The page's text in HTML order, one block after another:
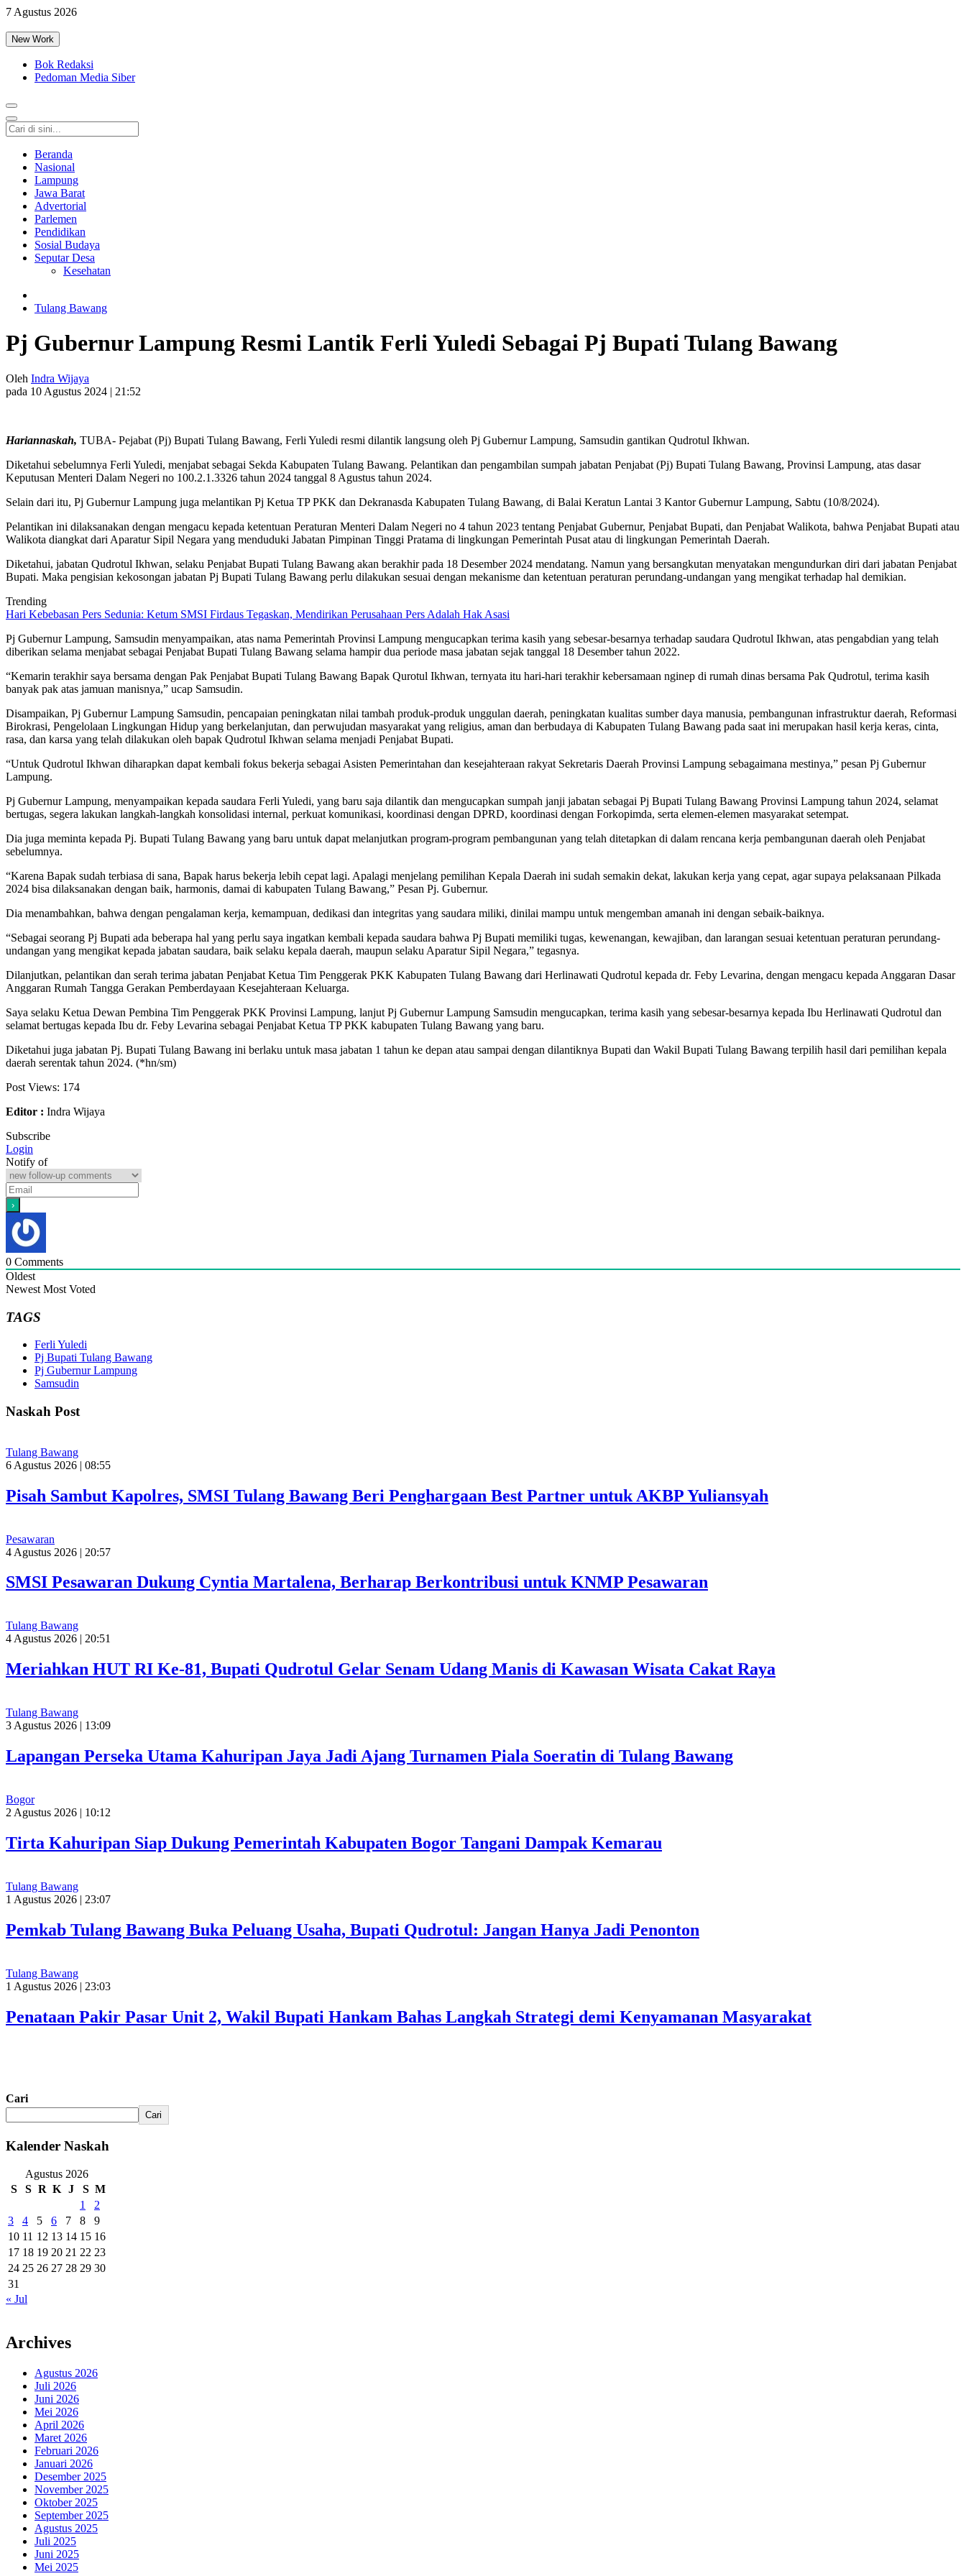
7 Agustus 2026
New Work
Bok Redaksi
Pedoman Media Siber
Beranda
Nasional
Lampung
Jawa Barat
Advertorial
Parlemen
Pendidikan
Sosial Budaya
Seputar Desa
Kesehatan
Tulang Bawang
Pj Gubernur Lampung Resmi Lantik Ferli Yuledi Sebagai Pj Bupati Tulang Bawang
Oleh Indra Wijaya
pada 10 Agustus 2024 | 21:52
Hariannaskah, TUBA- Pejabat (Pj) Bupati Tulang Bawang, Ferli Yuledi resmi dilantik langsung oleh Pj Gubernur Lampung, Samsudin gantikan Qudrotul Ikhwan.
Diketahui sebelumnya Ferli Yuledi, menjabat sebagai Sekda Kabupaten Tulang Bawang. Pelantikan dan pengambilan sumpah jabatan Penjabat (Pj) Bupati Tulang Bawang, Provinsi Lampung, atas dasar
Keputusan Menteri Dalam Negeri no 100.2.1.3326 tahun 2024 tanggal 8 Agustus tahun 2024.
Selain dari itu, Pj Gubernur Lampung juga melantikan Pj Ketua TP PKK dan Dekranasda Kabupaten Tulang Bawang, di Balai Keratun Lantai 3 Kantor Gubernur Lampung, Sabtu (10/8/2024).
Pelantikan ini dilaksanakan dengan mengacu kepada ketentuan Peraturan Menteri Dalam Negeri no 4 tahun 2023 tentang Penjabat Gubernur, Penjabat Bupati, dan Penjabat Walikota, bahwa Penjabat Bupati atau
Walikota diangkat dari Aparatur Sipil Negara yang menduduki Jabatan Pimpinan Tinggi Pratama di lingkungan Pemerintah Pusat atau di lingkungan Pemerintah Daerah.
Diketahui, jabatan Qudrotul Ikhwan, selaku Penjabat Bupati Tulang Bawang akan berakhir pada 18 Desember 2024 mendatang. Namun yang bersangkutan menyatakan mengundurkan diri dari jabatan Penjabat
Bupati. Maka pengisian kekosongan jabatan Pj Bupati Tulang Bawang perlu dilakukan sesuai dengan mekanisme dan ketentuan peraturan perundang-undangan yang mengikat terhadap hal demikian.
Trending
Hari Kebebasan Pers Sedunia: Ketum SMSI Firdaus Tegaskan, Mendirikan Perusahaan Pers Adalah Hak Asasi
Pj Gubernur Lampung, Samsudin menyampaikan, atas nama Pemerintah Provinsi Lampung mengucapkan terima kasih yang sebesar-besarnya terhadap saudara Qudrotul Ikhwan, atas pengabdian yang telah
diberikan selama menjabat sebagai Penjabat Bupati Tulang Bawang selama hampir dua periode masa jabatan sejak tanggal 18 Desember tahun 2022.
“Kemarin terakhir saya bersama dengan Pak Penjabat Bupati Tulang Bawang Bapak Qurotul Ikhwan, ternyata itu hari-hari terakhir kebersamaan nginep di rumah dinas bersama Pak Qudrotul, terima kasih
banyak pak atas jamuan manisnya,” ucap Samsudin.
Disampaikan, Pj Gubernur Lampung Samsudin, pencapaian peningkatan nilai tambah produk-produk unggulan daerah, peningkatan kualitas sumber daya manusia, pembangunan infrastruktur daerah, Reformasi
Birokrasi, Pengelolaan Lingkungan Hidup yang berkelanjutan, dan perwujudan masyarakat yang religius, aman dan berbudaya di Kabupaten Tulang Bawang pada saat ini merupakan hasil kerja keras, cinta,
rasa, dan karsa yang telah dilakukan oleh bapak Qudrotul Ikhwan selama menjadi Penjabat Bupati.
“Untuk Qudrotul Ikhwan diharapkan dapat kembali fokus bekerja sebagai Asisten Pemerintahan dan kesejahteraan rakyat Sekretaris Daerah Provinsi Lampung sebagaimana mestinya,” pesan Pj Gubernur
Lampung.
Pj Gubernur Lampung, menyampaikan kepada saudara Ferli Yuledi, yang baru saja dilantik dan mengucapkan sumpah janji jabatan sebagai Pj Bupati Tulang Bawang Provinsi Lampung tahun 2024, selamat
bertugas, segera lakukan langkah-langkah konsolidasi internal, perkuat komunikasi, koordinasi dengan DPRD, koordinasi dengan Forkopimda, serta elemen-elemen masyarakat setempat.
Dia juga meminta kepada Pj. Bupati Tulang Bawang yang baru untuk dapat melanjutkan program-program pembangunan yang telah ditetapkan di dalam rencana kerja pembangunan daerah oleh Penjabat
sebelumnya.
“Karena Bapak sudah terbiasa di sana, Bapak harus bekerja lebih cepat lagi. Apalagi menjelang pemilihan Kepala Daerah ini sudah semakin dekat, lakukan kerja yang cepat, agar supaya pelaksanaan Pilkada
2024 bisa dilaksanakan dengan baik, harmonis, damai di kabupaten Tulang Bawang,” Pesan Pj. Gubernur.
Dia menambahkan, bahwa dengan pengalaman kerja, kemampuan, dedikasi dan integritas yang saudara miliki, dinilai mampu untuk mengemban amanah ini dengan sebaik-baiknya.
“Sebagai seorang Pj Bupati ada beberapa hal yang perlu saya ingatkan kembali kepada saudara bahwa Pj Bupati memiliki tugas, kewenangan, kewajiban, dan larangan sesuai ketentuan peraturan perundang-
undangan yang mengikat kepada jabatan saudara, baik selaku kepala daerah, maupun selaku Aparatur Sipil Negara,” tegasnya.
Dilanjutkan, pelantikan dan serah terima jabatan Penjabat Ketua Tim Penggerak PKK Kabupaten Tulang Bawang dari Herlinawati Qudrotul kepada dr. Feby Levarina, dengan mengacu kepada Anggaran Dasar
Anggaran Rumah Tangga Gerakan Pemberdayaan Kesejahteraan Keluarga.
Saya selaku Ketua Dewan Pembina Tim Penggerak PKK Provinsi Lampung, lanjut Pj Gubernur Lampung Samsudin mengucapkan, terima kasih yang sebesar-besarnya kepada Ibu Herlinawati Qudrotul dan
selamat bertugas kepada Ibu dr. Feby Levarina sebagai Penjabat Ketua TP PKK kabupaten Tulang Bawang yang baru.
Diketahui juga jabatan Pj. Bupati Tulang Bawang ini berlaku untuk masa jabatan 1 tahun ke depan atau sampai dengan dilantiknya Bupati dan Wakil Bupati Tulang Bawang terpilih hasil dari pemilihan kepala
daerah serentak tahun 2024. (*hn/sm)
Post Views: 174
Editor : Indra Wijaya
Subscribe
Login
Notify of
0 Comments
Oldest
Newest Most Voted
TAGS
Ferli Yuledi
Pj Bupati Tulang Bawang
Pj Gubernur Lampung
Samsudin
Naskah Post
Tulang Bawang
6 Agustus 2026 | 08:55
Pisah Sambut Kapolres, SMSI Tulang Bawang Beri Penghargaan Best Partner untuk AKBP Yuliansyah
Pesawaran
4 Agustus 2026 | 20:57
SMSI Pesawaran Dukung Cyntia Martalena, Berharap Berkontribusi untuk KNMP Pesawaran
Tulang Bawang
4 Agustus 2026 | 20:51
Meriahkan HUT RI Ke-81, Bupati Qudrotul Gelar Senam Udang Manis di Kawasan Wisata Cakat Raya
Tulang Bawang
3 Agustus 2026 | 13:09
Lapangan Perseka Utama Kahuripan Jaya Jadi Ajang Turnamen Piala Soeratin di Tulang Bawang
Bogor
2 Agustus 2026 | 10:12
Tirta Kahuripan Siap Dukung Pemerintah Kabupaten Bogor Tangani Dampak Kemarau
Tulang Bawang
1 Agustus 2026 | 23:07
Pemkab Tulang Bawang Buka Peluang Usaha, Bupati Qudrotul: Jangan Hanya Jadi Penonton
Tulang Bawang
1 Agustus 2026 | 23:03
Penataan Pakir Pasar Unit 2, Wakil Bupati Hankam Bahas Langkah Strategi demi Kenyamanan Masyarakat
Cari
Cari
Kalender Naskah
Agustus 2026
S
S R K J S M
1
2
3
4 5 6 7 8
9
10 11 12 13 14 15 16
17 18 19 20 21 22 23
24 25 26 27 28 29 30
31
« Jul
Archives
Agustus 2026
Juli 2026
Juni 2026
Mei 2026
April 2026
Maret 2026
Februari 2026
Januari 2026
Desember 2025
November 2025
Oktober 2025
September 2025
Agustus 2025
Juli 2025
Juni 2025
Mei 2025